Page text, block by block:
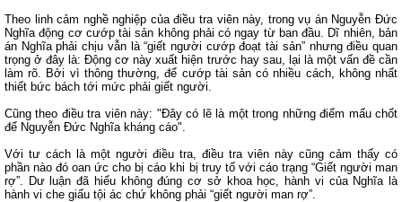
Theo linh cảm nghề nghiệp của điều tra viên này, trong vụ án Nguyễn Đức
Nghĩa động cơ cướp tài sản không phải có ngay từ ban đầu. Dĩ nhiên, bản
án Nghĩa phải chịu vẫn là “giết người cướp đoạt tài sản” nhưng điều quan
trọng ở đây là: Động cơ này xuất hiện trước hay sau, lại là một vấn đề cần
làm rõ. Bởi vì thông thường, để cướp tài sản có nhiều cách, không nhất
thiết bức bách tới mức phải giết người.
Cũng theo điều tra viên này: "Đây có lẽ là một trong những điểm mấu chốt
để Nguyễn Đức Nghĩa kháng cáo".
Với tư cách là một người điều tra, điều tra viên này cũng cảm thấy có
phần nào đó oan ức cho bị cáo khi bị truy tố với cáo trạng “Giết người man
rợ”. Dư luận đã hiểu không đúng cơ sở khoa học, hành vi của Nghĩa là
hành vi che giấu tội ác chứ không phải “giết người man rợ”.